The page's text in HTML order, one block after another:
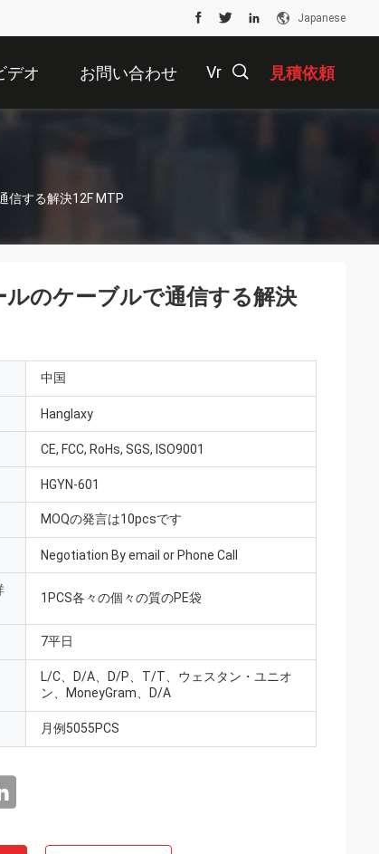
Japanese
デオ お問い合わせ Vr 見積依頼
信する解決12F MTP
のケーブルで通信する解決
中国
Hanglaxy
CE, FCC, RoHs, SGS, ISO9001
HGYN-601
MOQの発言は10pcsです
Negotiation By email or Phone Call
1PCS各々の個々の質のPE袋
7平日
L/C、D/A、D/P、T/T、ウェスタン・ユニオ
ン、MoneyGram、D/A
月例5055PCS